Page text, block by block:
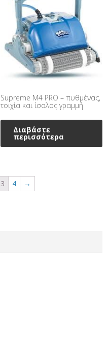
Supreme M4 PRO – πυθμένας,
τοιχία και ίσαλος γραμμή
Διαβάστε
περισσότερα
3 4 →